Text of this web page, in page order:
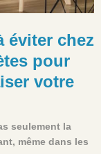
éviter chez
pour
votre
seulement la
même dans les